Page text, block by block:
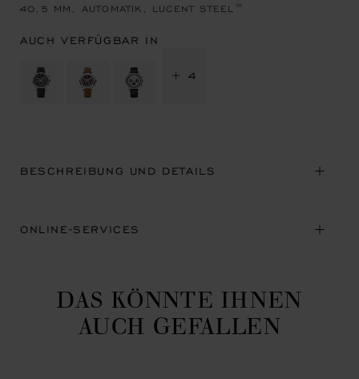
40,5 MM, AUTOMATIK, LUCENT STEEL™
AUCH VERFÜGBAR IN
+ 4
BESCHREIBUNG UND DETAILS
ONLINE-SERVICES
DAS KÖNNTE IHNEN
AUCH GEFALLEN